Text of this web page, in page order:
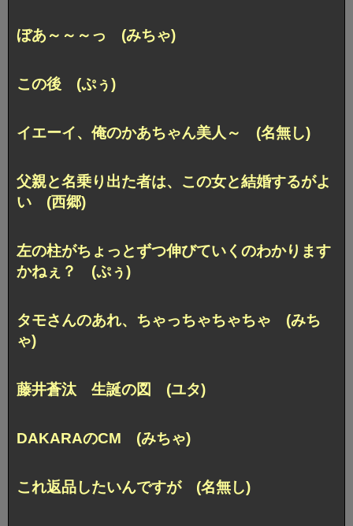
ぼあ～～～っ (みちゃ)
この後 (ぷぅ)
イエーイ、俺のかあちゃん美人～ (名無し)
父親と名乗り出た者は、 この女と結婚するがよ
い (西郷)
左の柱がちょっとずつ伸びていくのわかります
かねぇ？ (ぷぅ)
タモさんのあれ、ちゃっちゃちゃちゃ (みち
ゃ)
藤井蒼汰 生誕の図 (ユタ)
DAKARAのCM (みちゃ)
これ返品したいんですが (名無し)